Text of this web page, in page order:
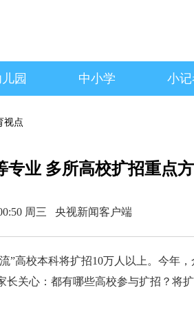
园 中小学 小
视点
专业 多所高校扩招重点
周三 央视新闻客户端
”高校本科将扩招10万人以上。今年
长关心：都有哪些高校参与扩招？将